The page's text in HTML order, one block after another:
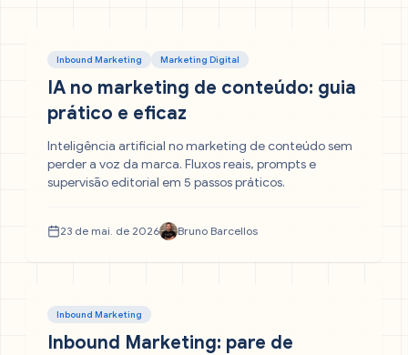
Inbound Marketing Marketing Digital
IA no marketing de conteúdo: guia
prático e eficaz
Inteligência artificial no marketing de conteúdo sem
perder a voz da marca. Fluxos reais, prompts e
supervisão editorial em 5 passos práticos.
23 de mai. de 2026 Bruno Barcellos
Inbound Marketing
Inbound Marketing: pare de